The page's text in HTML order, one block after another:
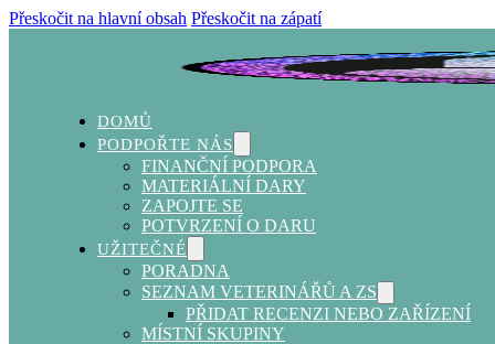
Přeskočit na hlavní obsah Přeskočit na zápatí
DOMŮ
PODPOŘTE NÁS
FINANČNÍ PODPORA
MATERIÁLNÍ DARY
ZAPOJTE SE
POTVRZENÍ O DARU
UŽITEČNÉ
PORADNA
SEZNAM VETERINÁŘŮ A ZS
PŘIDAT RECENZI NEBO ZAŘÍZENÍ
MÍSTNÍ SKUPINY